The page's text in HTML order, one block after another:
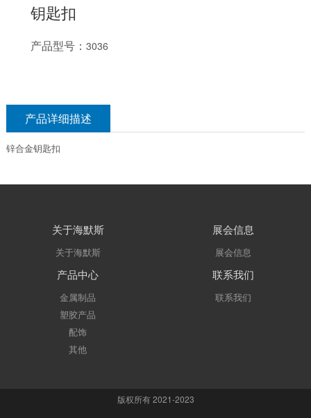
钥匙扣
产品型号：3036
产品详细描述
锌合金钥匙扣
关于海默斯
关于海默斯
展会信息
展会信息
产品中心
金属制品
塑胶产品
配饰
其他
联系我们
联系我们
版权所有 2021-2023